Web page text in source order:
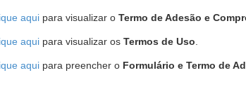
aqui para visualizar o Termo de Adesão e
aqui para visualizar os Termos de Uso
aqui para preencher o Formulário e Termo de